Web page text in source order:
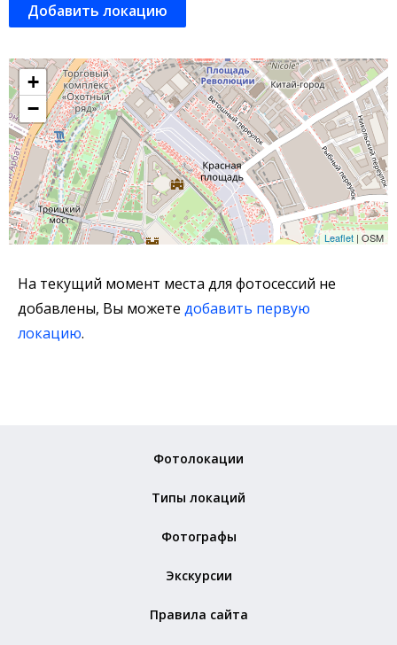
Добавить локацию
+
−
Leaflet | OSM
На текущий момент места для фотосессий не
добавлены, Вы можете добавить первую
локацию.
Фотолокации
Типы локаций
Фотографы
Экскурсии
Правила сайта